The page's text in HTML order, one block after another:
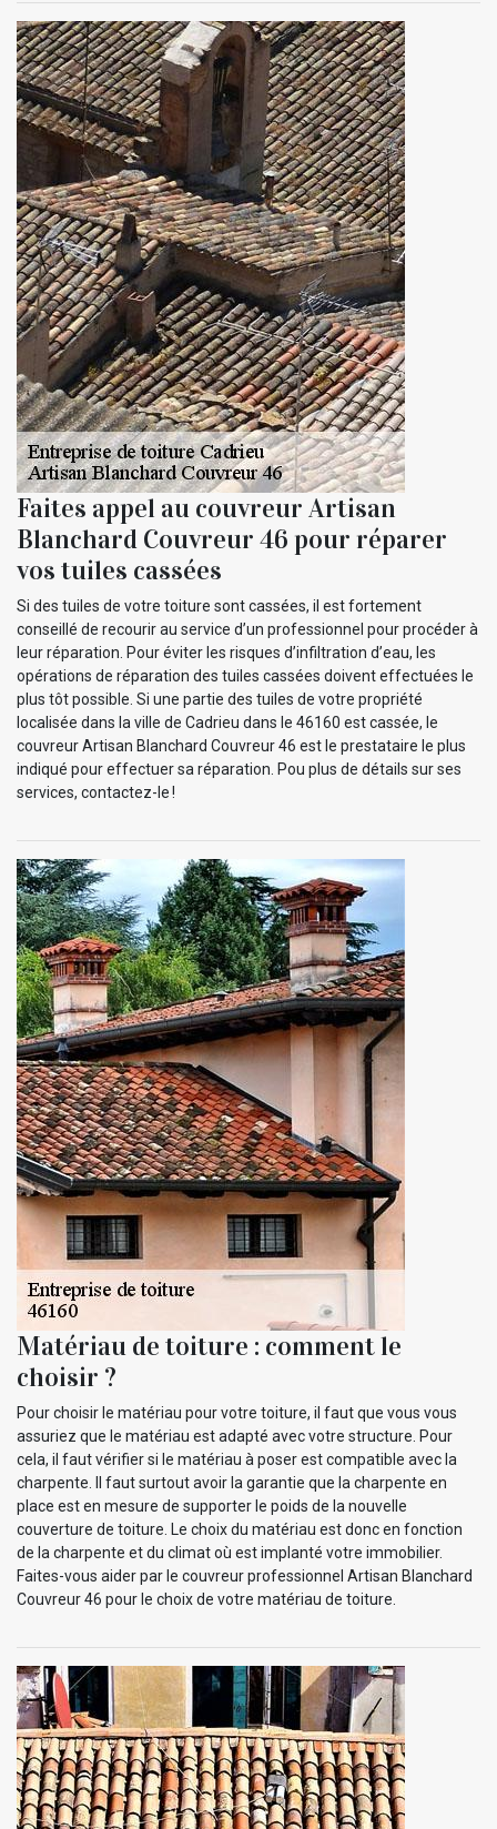
Faites appel au couvreur Artisan
Blanchard Couvreur 46 pour réparer
vos tuiles cassées
Si des tuiles de votre toiture sont cassées, il est fortement
conseillé de recourir au service d’un professionnel pour procéder à
leur réparation. Pour éviter les risques d’infiltration d’eau, les
opérations de réparation des tuiles cassées doivent effectuées le
plus tôt possible. Si une partie des tuiles de votre propriété
localisée dans la ville de Cadrieu dans le 46160 est cassée, le
couvreur Artisan Blanchard Couvreur 46 est le prestataire le plus
indiqué pour effectuer sa réparation. Pou plus de détails sur ses
services, contactez-le !
Matériau de toiture : comment le
choisir ?
Pour choisir le matériau pour votre toiture, il faut que vous vous
assuriez que le matériau est adapté avec votre structure. Pour
cela, il faut vérifier si le matériau à poser est compatible avec la
charpente. Il faut surtout avoir la garantie que la charpente en
place est en mesure de supporter le poids de la nouvelle
couverture de toiture. Le choix du matériau est donc en fonction
de la charpente et du climat où est implanté votre immobilier.
Faites-vous aider par le couvreur professionnel Artisan Blanchard
Couvreur 46 pour le choix de votre matériau de toiture.